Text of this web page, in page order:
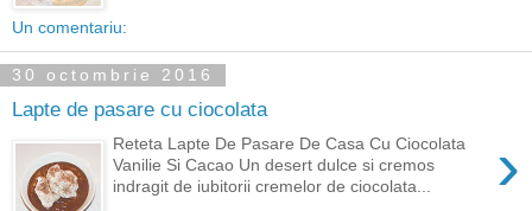
Un comentariu:
30 octombrie 2016
Lapte de pasare cu ciocolata
›
Reteta Lapte De Pasare De Casa Cu Ciocolata
Vanilie Si Cacao Un desert dulce si cremos
indragit de iubitorii cremelor de ciocolata...